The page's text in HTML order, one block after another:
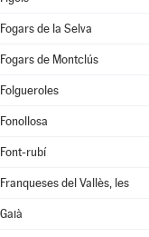
Fogars de la Selva
Fogars de Montclús
Folgueroles
Fonollosa
Font-rubí
Franqueses del Vallès, les
Gaià